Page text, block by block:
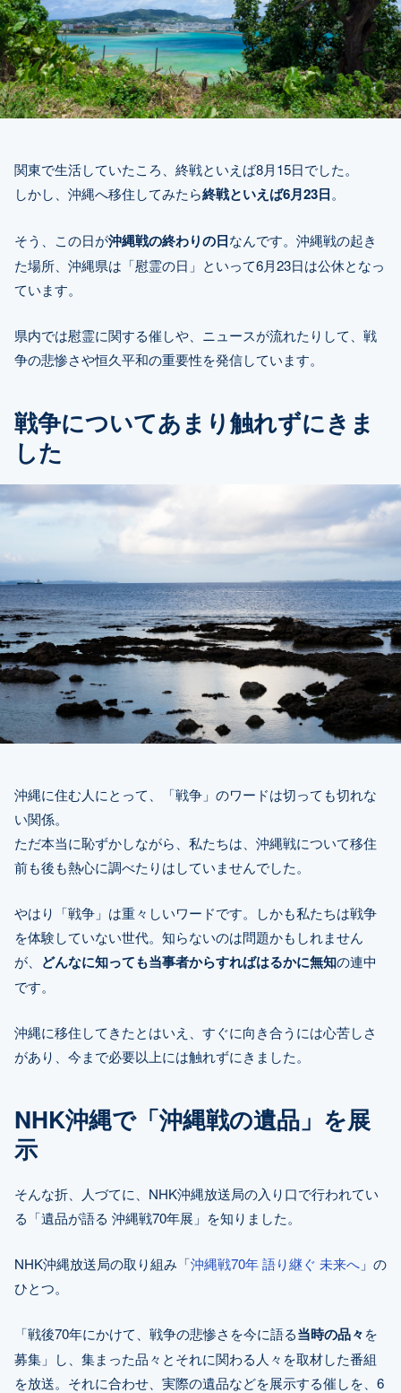
関東で生活していたころ、終戦といえば8月15日でした。
しかし、沖縄へ移住してみたら終戦といえば6月23日。
そう、この日が沖縄戦の終わりの日なんです。沖縄戦の起き
た場所、沖縄県は「慰霊の日」といって6月23日は公休となっ
ています。
県内では慰霊に関する催しや、ニュースが流れたりして、戦
争の悲惨さや恒久平和の重要性を発信しています。
戦争についてあまり触れずにきま
した
沖縄に住む人にとって、「戦争」のワードは切っても切れな
い関係。
ただ本当に恥ずかしながら、私たちは、沖縄戦について移住
前も後も熱心に調べたりはしていませんでした。
やはり「戦争」は重々しいワードです。しかも私たちは戦争
を体験していない世代。知らないのは問題かもしれません
が、 どんなに知っても当事者からすればはるかに無知の連中
です。
沖縄に移住してきたとはいえ、すぐに向き合うには心苦しさ
があり、今まで必要以上には触れずにきました。
NHK沖縄で「沖縄戦の遺品」を展
示
そんな折、人づてに、NHK沖縄放送局の入り口で行われてい
る「遺品が語る 沖縄戦70年展」を知りました。
NHK沖縄放送局の取り組み「沖縄戦70年 語り継ぐ 未来へ 」の
ひとつ。
「戦後70年にかけて、戦争の悲惨さを今に語る当時の品々を
募集」し、集まった品々とそれに関わる人々を取材した番組
を放送。それに合わせ、実際の遺品などを展示する催しを、6